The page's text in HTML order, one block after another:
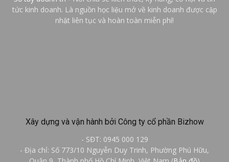
tức kinh doanh. Là nguồn học liệu mở về kinh doanh được cập
nhật liên tục và hoàn toàn miễn phí!
Xây dựng và vận hành bởi Công ty cổ phần Bizhow
- SĐT: 0945 000 129
- Địa chỉ: Số 773/10 Nguyễn Duy Trinh, Phường Phú Hữu,